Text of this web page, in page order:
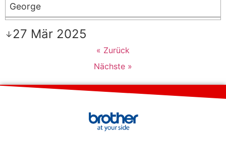
George
↓27 Mär 2025
« Zurück
Nächste »